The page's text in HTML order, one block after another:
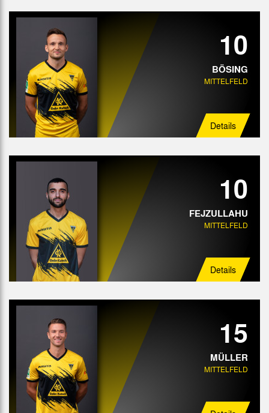
10
BÖSING
MITTELFELD
Details
10
FEJZULLAHU
MITTELFELD
Details
15
MÜLLER
MITTELFELD